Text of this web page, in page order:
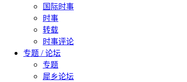
国际时事
时事
转载
时事评论
专题 / 论坛
专题
犀乡论坛